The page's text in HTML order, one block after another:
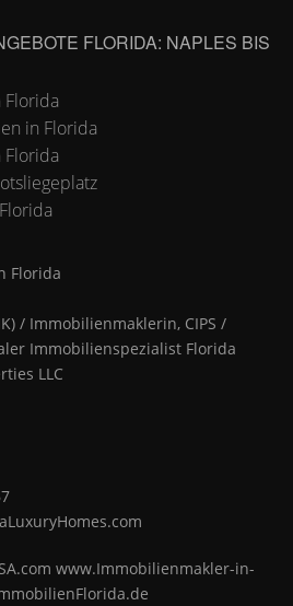
FLORIDA: NAPLES BIS
in Florida
Florida
/ Immobilienmaklerin, CIPS /
Immobilienspezialist Florida
LLC
www.Immobilienmakler-in-